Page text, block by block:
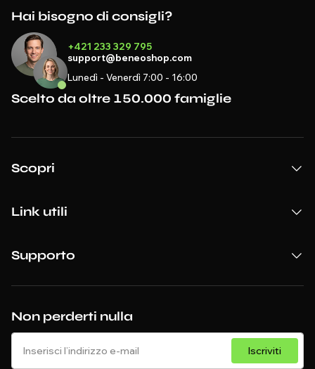
Non perderti nulla
Iscriviti
Hai bisogno di consigli?
+421 233 329 795
support@beneoshop.com
Lunedì - Venerdì 7:00 - 16:00
Scelto da oltre 150.000 famiglie
Scopri
Link utili
Supporto